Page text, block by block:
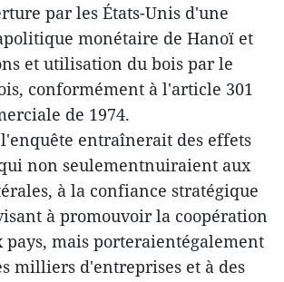
par les États-Unis d'une
monétaire de Hanoï et
et utilisation du bois par le
conformément à l'article 301
de 1974.
entraînerait des effets
non seulementnuiraient aux
à la confiance stratégique
à promouvoir la coopération
pays, mais porteraientégalement
milliers d'entreprises et à des